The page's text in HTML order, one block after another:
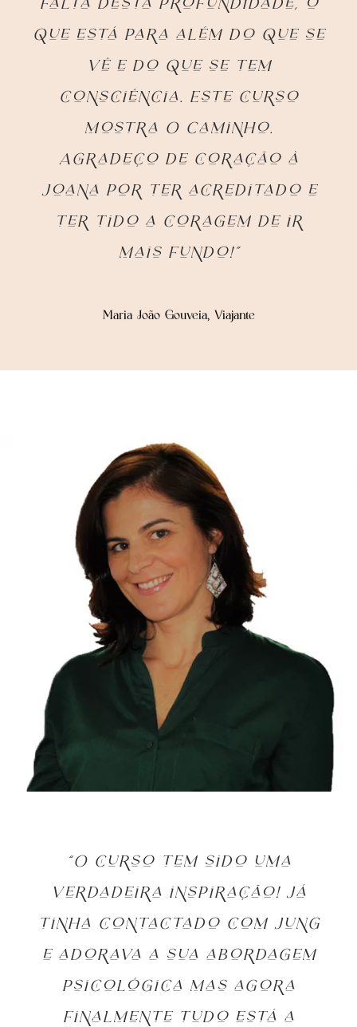
falta desta profundidade, o
que está para além do que se
vê e do que se tem
consciência. Este curso
mostra O Caminho.
Agradeço de coração à
Joana por ter acreditado e
ter tido a coragem de ir
mais fundo!”
Maria João Gouveia, Viajante
“O curso tem sido uma
verdadeira inspiração! Já
tinha contactado com Jung
e adorava a sua abordagem
psicológica mas agora
finalmente tudo está a